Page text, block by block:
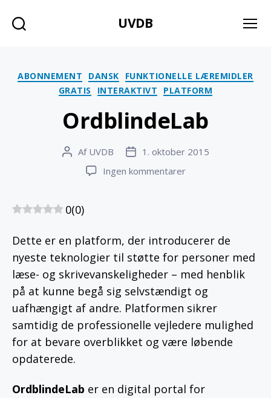
UVDB
Kategorier
ABONNEMENT DANSK
FUNKTIONELLE LÆREMIDLER
GRATIS
INTERAKTIVT PLATFORM
OrdblindeLab
Indlægsforfatter
Af UVDB Indlægsdato
1. oktober 2015
Ingen kommentarertil
0(0)
Dette er en platform, der introducerer de
nyeste teknologier til støtte for personer med
læse- og skrivevanskeligheder – med henblik
på at kunne begå sig selvstændigt og
uafhængigt af andre. Platformen sikrer
samtidig de professionelle vejledere mulighed
for at bevare overblikket og være løbende
opdaterede.
OrdblindeLab er en digital portal for